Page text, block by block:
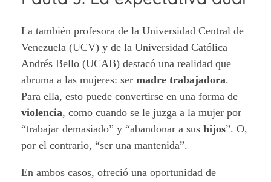
La también profesora de la Universidad Central de
Venezuela (UCV) y de la Universidad Católica
Andrés Bello (UCAB) destacó una realidad que
abruma a las mujeres: ser madre trabajadora.
Para ella, esto puede convertirse en una forma de
violencia, como cuando se le juzga a la mujer por
“trabajar demasiado” y “abandonar a sus hijos”. O,
por el contrario, “ser una mantenida”.
En ambos casos, ofreció una oportunidad de